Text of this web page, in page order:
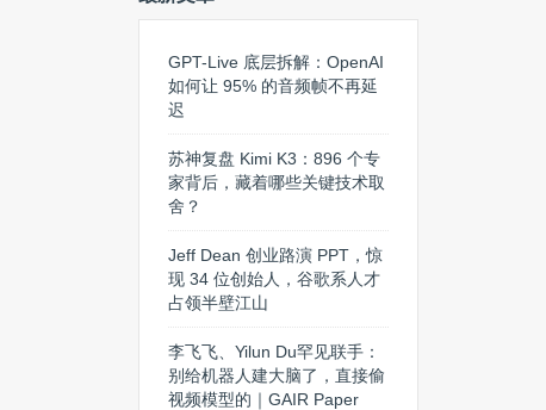
GPT-Live 底层拆解：OpenAI
如何让 95% 的音频帧不再延
迟
苏神复盘 Kimi K3：896 个专
家背后，藏着哪些关键技术取
舍？
Jeff Dean 创业路演 PPT，惊
现 34 位创始人，谷歌系人才
占领半壁江山
李飞飞、Yilun Du罕见联手：
别给机器人建大脑了，直接偷
视频模型的｜GAIR Paper